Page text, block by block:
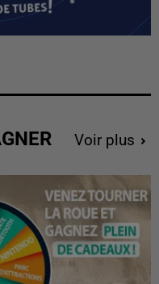
Voir plus